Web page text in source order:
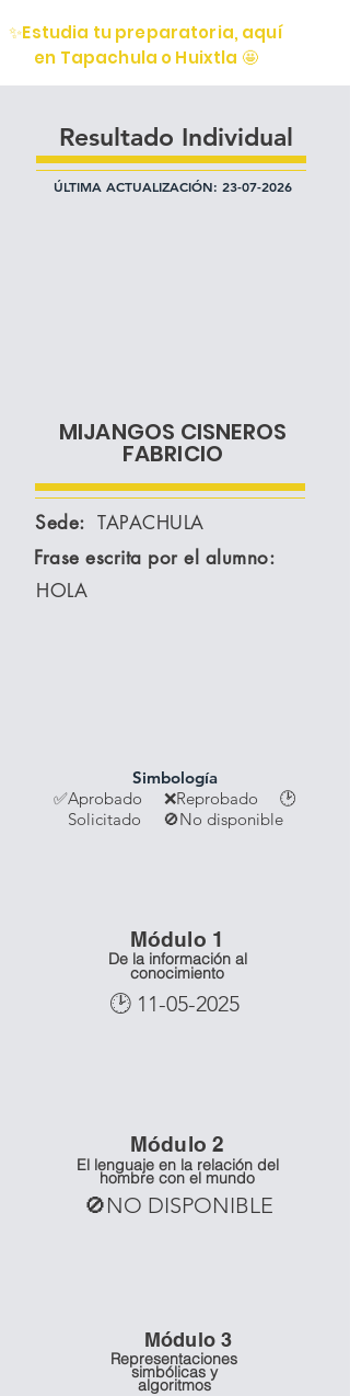
✨Estudia tu preparatoria, aquí
en Tapachula o Huixtla 🤩
Resultado Individual
ÚLTIMA ACTUALIZACIÓN: 23-07-2026
MIJANGOS CISNEROS
FABRICIO
Sede: TAPACHULA
Frase escrita por el alumno:
HOLA
Simbología
✅Aprobado ❌Reprobado 🕑
Solicitado 🚫No disponible
Módulo 1
De la información al
conocimiento
🕑 11-05-2025
Módulo 2
El lenguaje en la relación del
hombre con el mundo
🚫NO DISPONIBLE
Módulo 3
Representaciones
simbólicas y
algoritmos